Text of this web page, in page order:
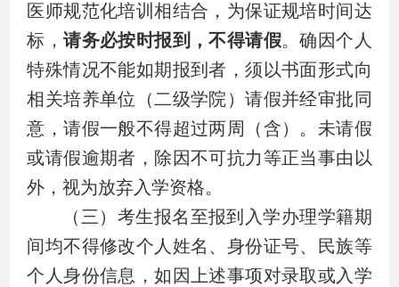
医师规范化培训相结合，为保证规培时间达
标，请务必按时报到，不得请假。确因个人
特殊情况不能如期报到者，须以书面形式向
相关培养单位（二级学院）请假并经审批同
意，请假一般不得超过两周（含）。未请假
或请假逾期者，除因不可抗力等正当事由以
外，视为放弃入学资格。
（三）考生报名至报到入学办理学籍期
间均不得修改个人姓名、身份证号、民族等
个人身份信息，如因上述事项对录取或入学